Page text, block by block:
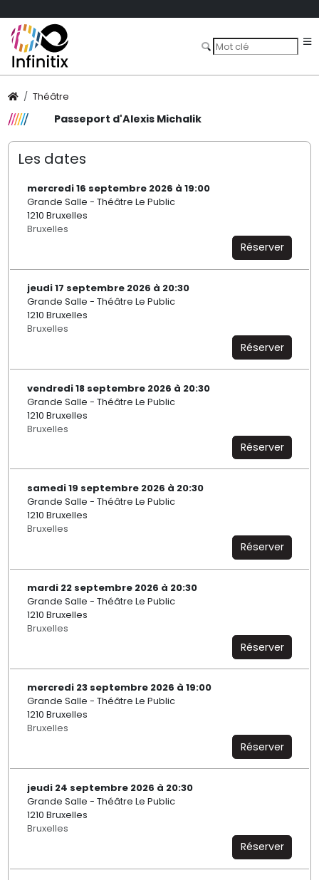
Théâtre
Passeport d'Alexis Michalik
Les dates
mercredi 16 septembre 2026 à 19:00
Grande Salle - Théâtre Le Public
1210 Bruxelles
Bruxelles
Réserver
jeudi 17 septembre 2026 à 20:30
Grande Salle - Théâtre Le Public
1210 Bruxelles
Bruxelles
Réserver
vendredi 18 septembre 2026 à 20:30
Grande Salle - Théâtre Le Public
1210 Bruxelles
Bruxelles
Réserver
samedi 19 septembre 2026 à 20:30
Grande Salle - Théâtre Le Public
1210 Bruxelles
Bruxelles
Réserver
mardi 22 septembre 2026 à 20:30
Grande Salle - Théâtre Le Public
1210 Bruxelles
Bruxelles
Réserver
mercredi 23 septembre 2026 à 19:00
Grande Salle - Théâtre Le Public
1210 Bruxelles
Bruxelles
Réserver
jeudi 24 septembre 2026 à 20:30
Grande Salle - Théâtre Le Public
1210 Bruxelles
Bruxelles
Réserver